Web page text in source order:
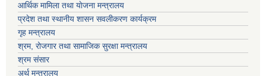
आर्थिक मामिला तथा याेजना मन्त्रालय
प्रदेश तथा स्थानीय शासन सवलीकरण कार्यक्रम
गृह मन्त्रालय
श्रम, रोजगार तथा सामाजिक सुरक्षा मन्त्रालय
श्रम संसार
अर्थ मन्त्रालय